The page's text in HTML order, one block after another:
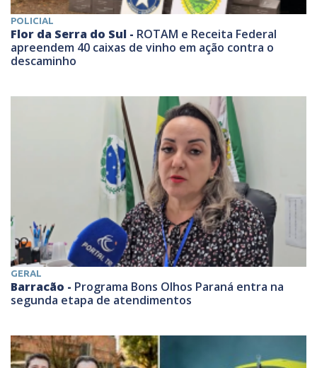
POLICIAL
Flor da Serra do Sul - ROTAM e Receita Federal
apreendem 40 caixas de vinho em ação contra o
descaminho
GERAL
Barracão - Programa Bons Olhos Paraná entra na
segunda etapa de atendimentos